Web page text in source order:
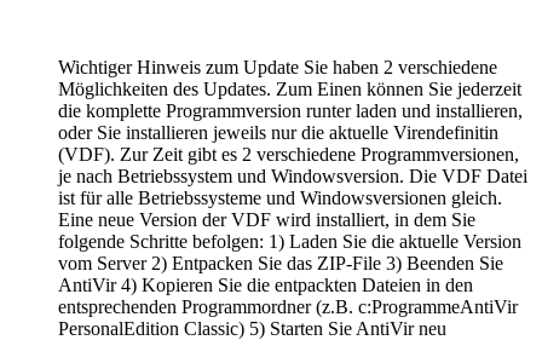
Wichtiger Hinweis zum Update Sie haben 2 verschiedene
Möglichkeiten des Updates. Zum Einen können Sie jederzeit
die komplette Programmversion runter laden und installieren,
oder Sie installieren jeweils nur die aktuelle Virendefinitin
(VDF). Zur Zeit gibt es 2 verschiedene Programmversionen,
je nach Betriebssystem und Windowsversion. Die VDF Datei
ist für alle Betriebssysteme und Windowsversionen gleich.
Eine neue Version der VDF wird installiert, in dem Sie
folgende Schritte befolgen: 1) Laden Sie die aktuelle Version
vom Server 2) Entpacken Sie das ZIP-File 3) Beenden Sie
AntiVir 4) Kopieren Sie die entpackten Dateien in den
entsprechenden Programmordner (z.B. c:ProgrammeAntiVir
PersonalEdition Classic) 5) Starten Sie AntiVir neu